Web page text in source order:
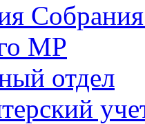
МР
отдел